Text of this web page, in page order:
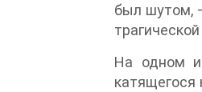
был шутом,
На одном
катящегося